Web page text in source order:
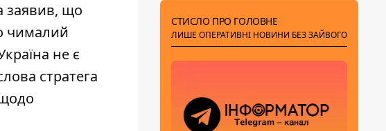
заявив, що
чималий
не є
стратега
СТИСЛО ПРО ГОЛОВНЕ
ЛИШЕ ОПЕРАТИВНІ НОВИНИ БЕЗ ЗАЙВОГО